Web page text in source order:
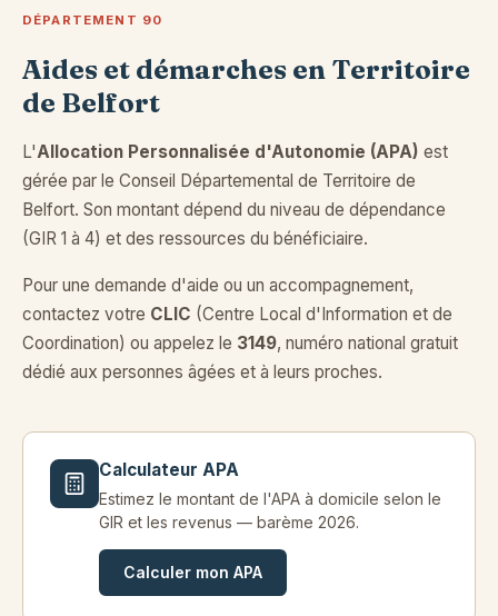
DÉPARTEMENT 90
Aides et démarches en Territoire
de Belfort
L'Allocation Personnalisée d'Autonomie (APA) est
gérée par le Conseil Départemental de Territoire de
Belfort. Son montant dépend du niveau de dépendance
(GIR 1 à 4) et des ressources du bénéficiaire.
Pour une demande d'aide ou un accompagnement,
contactez votre CLIC (Centre Local d'Information et de
Coordination) ou appelez le 3149, numéro national gratuit
dédié aux personnes âgées et à leurs proches.
Calculateur APA
Estimez le montant de l'APA à domicile selon le
GIR et les revenus — barème 2026.
Calculer mon APA